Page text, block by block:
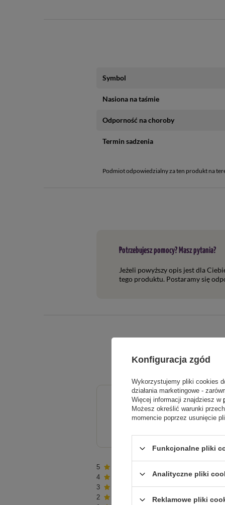
Symbol
Nasiona na taśmie
Odporność na choroby
Termin sadzenia
Podmiot odpowiedzialny za ten produkt na
Potrzebujesz pomocy? Masz pytania?
Jeżeli powyższy opis jest dla
tego produktu. Postaramy się
5.00
5
4
3
2
Konfiguracja zgód
Wykorzystujemy pliki cookies
działania marketingowe -
Więcej informacji znajdziesz w
Możesz określić warunki
momencie poprzez usunięcie
Funkcjonalne pliki
Analityczne pliki
Reklamowe pliki